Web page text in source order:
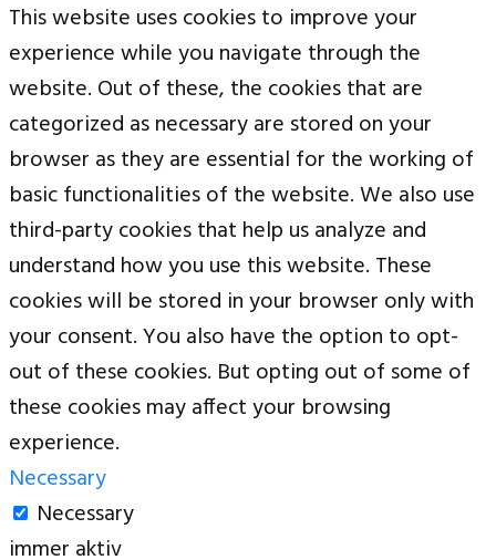
This website uses cookies to improve your
experience while you navigate through the
website. Out of these, the cookies that are
categorized as necessary are stored on your
browser as they are essential for the working of
basic functionalities of the website. We also use
third-party cookies that help us analyze and
understand how you use this website. These
cookies will be stored in your browser only with
your consent. You also have the option to opt-
out of these cookies. But opting out of some of
these cookies may affect your browsing
experience.
Necessary
Necessary
immer aktiv